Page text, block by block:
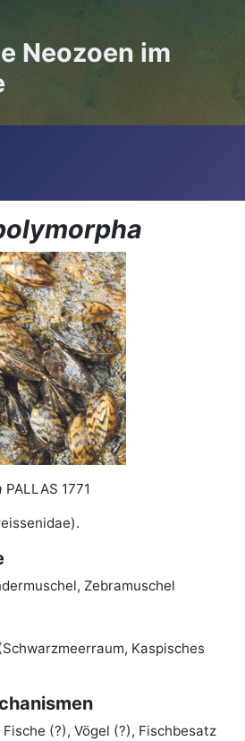
Neozoen im
PALLAS 1771
Zebramuschel
Kaspisches
(?), Vögel (?), Fischbesatz